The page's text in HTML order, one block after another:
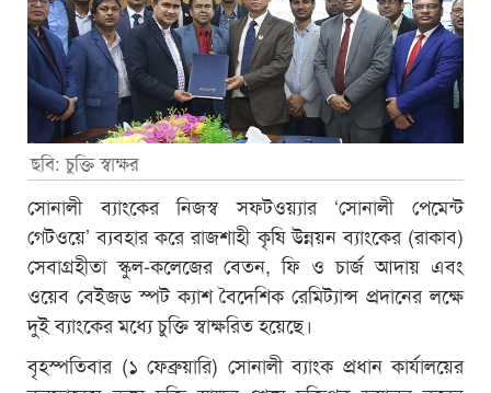
ছবি: চুক্তি স্বাক্ষর
সোনালী ব্যাংকের নিজস্ব সফটওয়্যার ‘সোনালী পেমেন্ট
গেটওয়ে’ ব্যবহার করে রাজশাহী কৃষি উন্নয়ন ব্যাংকের (রাকাব)
সেবাগ্রহীতা স্কুল-কলেজের বেতন, ফি ও চার্জ আদায় এবং
ওয়েব বেইজড স্পট ক্যাশ বৈদেশিক রেমিট্যান্স প্রদানের লক্ষে
দুই ব্যাংকের মধ্যে চুক্তি স্বাক্ষরিত হয়েছে।
বৃহস্পতিবার (১ ফেব্রুয়ারি) সোনালী ব্যাংক প্রধান কার্যালয়ের